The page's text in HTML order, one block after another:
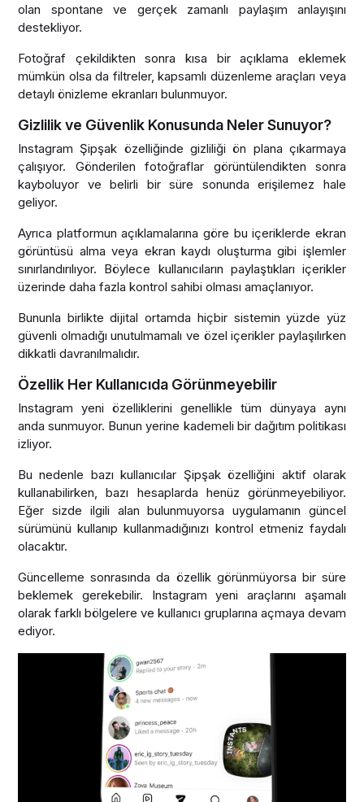
olan spontane ve gerçek zamanlı paylaşım anlayışını
destekliyor.
Fotoğraf çekildikten sonra kısa bir açıklama eklemek
mümkün olsa da filtreler, kapsamlı düzenleme araçları veya
detaylı önizleme ekranları bulunmuyor.
Gizlilik ve Güvenlik Konusunda Neler Sunuyor?
Instagram Şipşak özelliğinde gizliliği ön plana çıkarmaya
çalışıyor. Gönderilen fotoğraflar görüntülendikten sonra
kayboluyor ve belirli bir süre sonunda erişilemez hale
geliyor.
Ayrıca platformun açıklamalarına göre bu içeriklerde ekran
görüntüsü alma veya ekran kaydı oluşturma gibi işlemler
sınırlandırılıyor. Böylece kullanıcıların paylaştıkları içerikler
üzerinde daha fazla kontrol sahibi olması amaçlanıyor.
Bununla birlikte dijital ortamda hiçbir sistemin yüzde yüz
güvenli olmadığı unutulmamalı ve özel içerikler paylaşılırken
dikkatli davranılmalıdır.
Özellik Her Kullanıcıda Görünmeyebilir
Instagram yeni özelliklerini genellikle tüm dünyaya aynı
anda sunmuyor. Bunun yerine kademeli bir dağıtım politikası
izliyor.
Bu nedenle bazı kullanıcılar Şipşak özelliğini aktif olarak
kullanabilirken, bazı hesaplarda henüz görünmeyebiliyor.
Eğer sizde ilgili alan bulunmuyorsa uygulamanın güncel
sürümünü kullanıp kullanmadığınızı kontrol etmeniz faydalı
olacaktır.
Güncelleme sonrasında da özellik görünmüyorsa bir süre
beklemek gerekebilir. Instagram yeni araçlarını aşamalı
olarak farklı bölgelere ve kullanıcı gruplarına açmaya devam
ediyor.